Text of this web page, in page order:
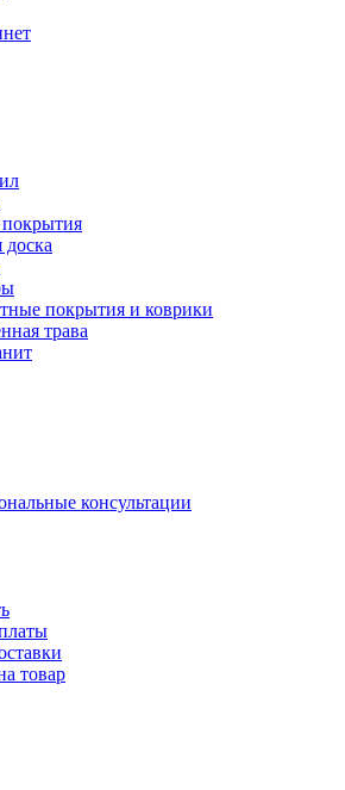
доска
покрытия и коврики
трава
консультации
товар